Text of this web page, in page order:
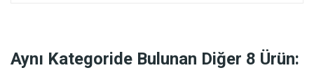
Aynı Kategoride Bulunan Diğer 8 Ürün: